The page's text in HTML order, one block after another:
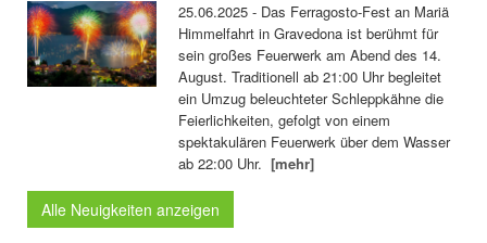
25.06.2025 - Das Ferragosto-Fest an Mariä
Himmelfahrt in Gravedona ist berühmt für
sein großes Feuerwerk am Abend des 14.
August. Traditionell ab 21:00 Uhr begleitet
ein Umzug beleuchteter Schleppkähne die
Feierlichkeiten, gefolgt von einem
spektakulären Feuerwerk über dem Wasser
ab 22:00 Uhr.[mehr]
Alle Neuigkeiten anzeigen